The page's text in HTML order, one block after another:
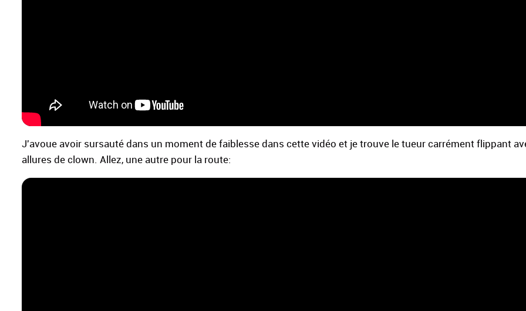
J'avoue avoir sursauté dans un moment de faiblesse dans cette vidéo et je trouve le tueur carrément flippant
allures de clown. Allez, une autre pour la route: